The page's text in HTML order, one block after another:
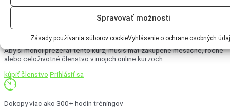
Spravovať možnosti
Zásady používania súborov cookieVyhlásenie o ochrane osobných
PRÉMIOVÝ KURZPRE ČLENOV
Aby si mohol prezerať tento kurz, musíš mať zakúpené mesačné, ročné
alebo celoživotné členstvo v mojich online kurzoch.
kúpiť členstvo Prihlásiť sa
Dokopy viac ako 300+ hodín tréningov